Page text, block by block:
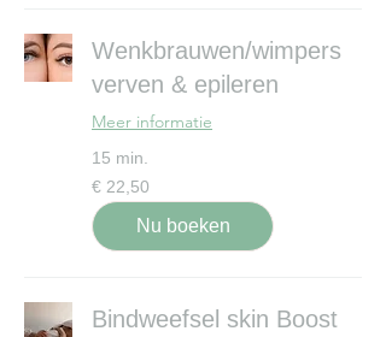
Wenkbrauwen/wimpers
verven & epileren
Meer informatie
15 min.
22,50
euro
€ 22,50
Nu boeken
Bindweefsel skin Boost